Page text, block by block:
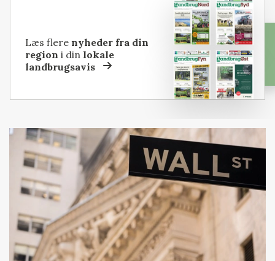
Læs flere nyheder fra din
region i dinlokale
landbrugsavis